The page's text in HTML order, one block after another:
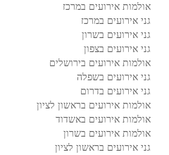
אולמות אירועים במרכז
גני אירועים במרכז
גני אירועים בשרון
גני אירועים בצפון
אולמות אירועים בירושלים
גני אירועים בשפלה
גני אירועים בדרום
אולמות אירועים בראשון לציון
אולמות אירועים באשדוד
אולמות אירועים בשרון
גני אירועים בראשון לציון